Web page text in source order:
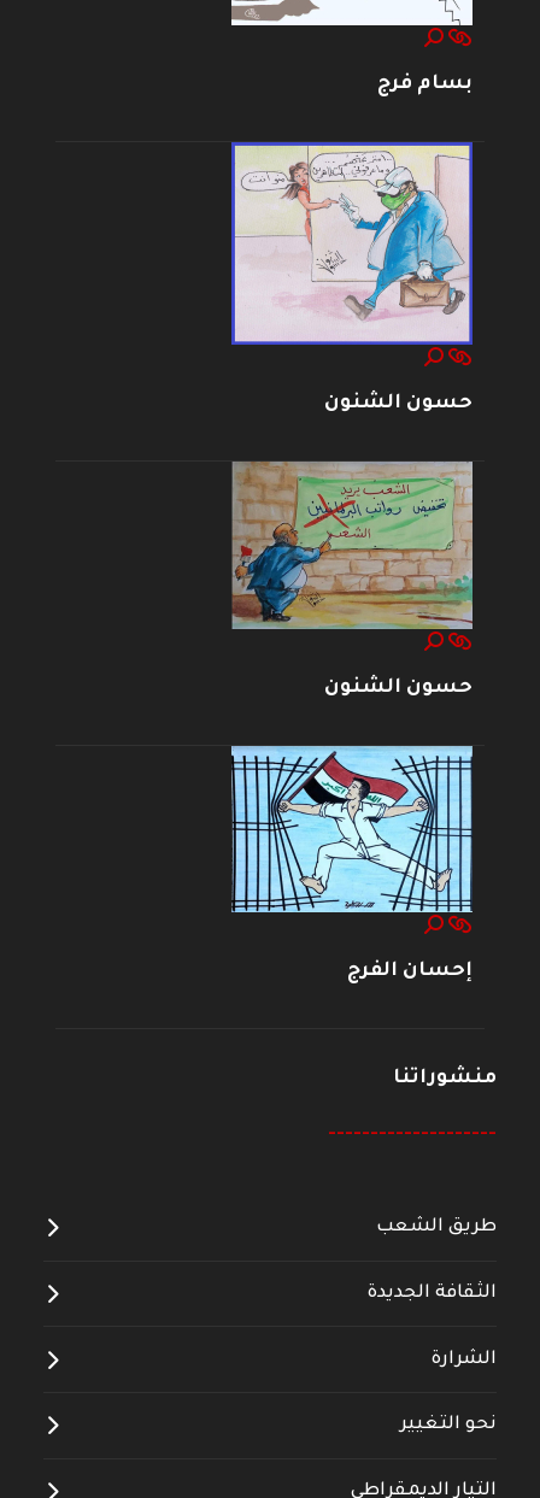
بسام فرج
حسون الشنون
حسون الشنون
إحسان الفرج
منشوراتنا
--------------------
طريق الشعب
الثقافة الجديدة
الشرارة
نحو التغيير
التيار الديمقراطي